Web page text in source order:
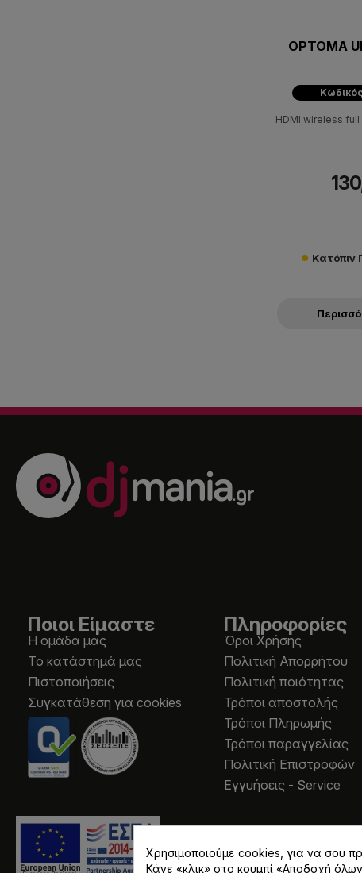
OPTOMA
HDMI wireless full
Κατόπιν
Ποιοι Είμαστε
Η ομάδα μας
Το κατάστημά μας
Πιστοποιήσεις
Συγκατάθεση για cookies
Πληροφορίες
Όροι Χρήσης
Πολιτική Απορρήτου
Πολιτική ποιότητας
Τρόποι αποστολής
Τρόποι Πληρωμής
Τρόποι παραγγελίας
Πολιτική Επιστροφών
Εγγυήσεις - Service
Χρησιμοποιούμε cookies, για να σου
Κάνε «κλικ» στο κουμπί «Αποδοχή